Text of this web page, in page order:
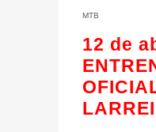
MTB
12 de